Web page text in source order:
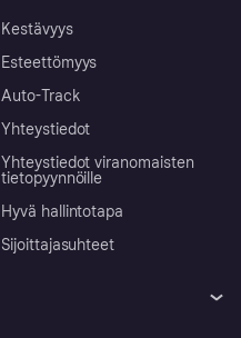
Kestävyys
Esteettömyys
Auto-Track
Yhteystiedot
Yhteystiedot viranomaisten
tietopyynnöille
Hyvä hallintotapa
Sijoittajasuhteet